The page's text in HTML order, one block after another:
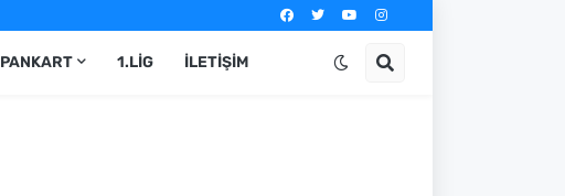
PANKART 1.LIG İLETIŞIM